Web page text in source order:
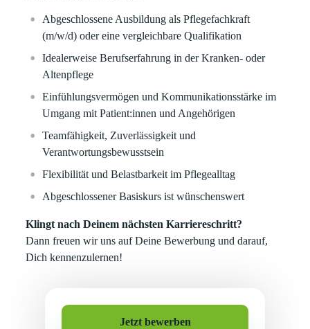
Abgeschlossene Ausbildung als Pflegefachkraft
(m/w/d) oder eine vergleichbare Qualifikation
Idealerweise Berufserfahrung in der Kranken- oder
Altenpflege
Einfühlungsvermögen und Kommunikationsstärke im
Umgang mit Patient:innen und Angehörigen
Teamfähigkeit, Zuverlässigkeit und
Verantwortungsbewusstsein
Flexibilität und Belastbarkeit im Pflegealltag
Abgeschlossener Basiskurs ist wünschenswert
Klingt nach Deinem nächsten Karriereschritt?
Dann freuen wir uns auf Deine Bewerbung und darauf,
Dich kennenzulernen!
Jetzt bewerben